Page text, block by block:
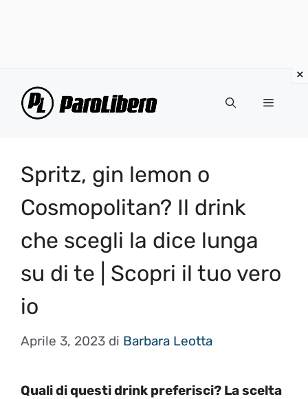
Menu
Spritz, gin lemon o
Cosmopolitan? Il drink
che scegli la dice lunga
su di te | Scopri il tuo vero
io
Aprile 3, 2023 di Barbara Leotta
Quali di questi drink preferisci? La scelta